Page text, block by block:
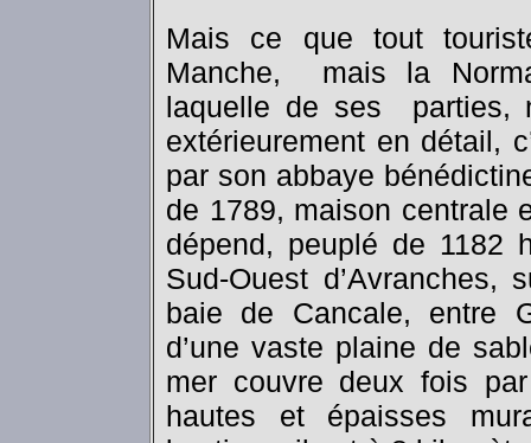
Mais ce que tout
Manche, mais la
laquelle de ses parties,
extérieurement en détail,
par son abbaye
de 1789, maison centrale
dépend, peuplé de 1182
Sud-Ouest
baie de Cancale, entre
d’une vaste plaine de
mer couvre deux fois
hautes et épaisses